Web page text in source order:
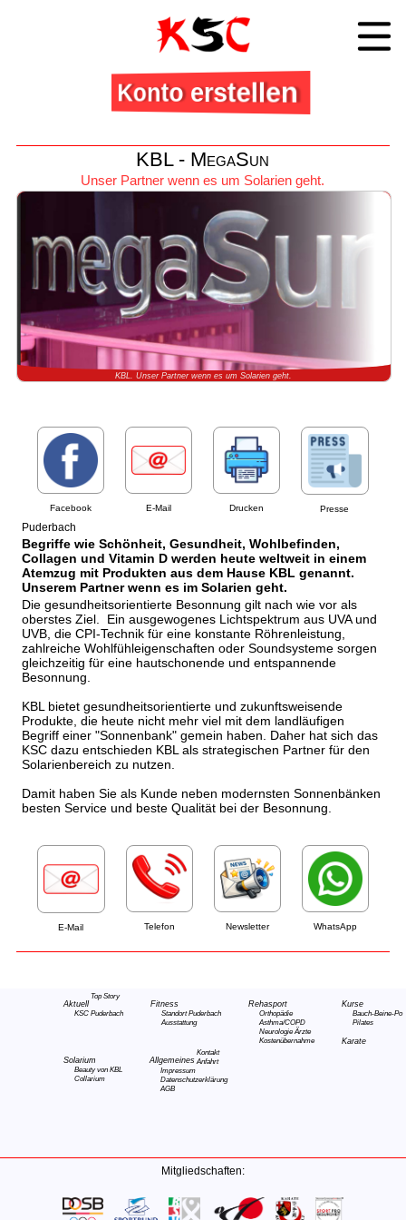
Konto erstellen
KBL - MegaSun
Unser Partner wenn es um Solarien geht.
KBL. Unser Partner wenn es um Solarien geht.
Facebook E-Mail Drucken Presse
Puderbach
Begriffe wie Schönheit, Gesundheit, Wohlbefinden,
Collagen und Vitamin D werden heute weltweit in einem
Atemzug mit Produkten aus dem Hause KBL genannt.
Unserem Partner wenn es im Solarien geht.
Die gesundheitsorientierte Besonnung gilt nach wie vor als
oberstes Ziel. Ein ausgewogenes Lichtspektrum aus UVA und
UVB, die CPI-Technik für eine konstante Röhrenleistung,
zahlreiche Wohlfühleigenschaften oder Soundsysteme sorgen
gleichzeitig für eine hautschonende und entspannende
Besonnung.
KBL bietet gesundheitsorientierte und zukunftsweisende
Produkte, die heute nicht mehr viel mit dem landläufigen
Begriff einer "Sonnenbank" gemein haben. Daher hat sich das
KSC dazu entschieden KBL als strategischen Partner für den
Solarienbereich zu nutzen.
Damit haben Sie als Kunde neben modernsten Sonnenbänken
besten Service und beste Qualität bei der Besonnung.
E-Mail Telefon Newsletter WhatsApp
Aktuell
Top Story
KSC Puderbach
Fitness
Standort Puderbach
Ausstattung
Rehasport
Orthopädie
Asthma/COPD
Neurologie Ärzte
Kostenübernahme
Kurse
Bauch-Beine-Po
Pilates
Karate
Solarium
Beauty von KBL
Collarium
Allgemeines
Kontakt
Anfahrt
Impressum
Datenschutzerklärung
AGB
Mitgliedschaften: